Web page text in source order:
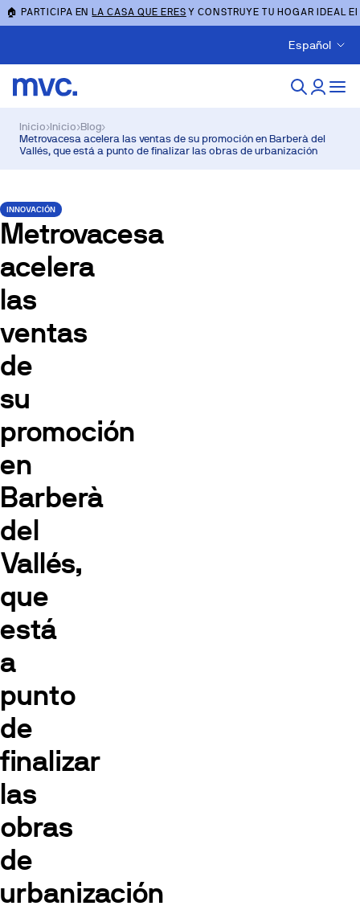
🏠 PARTICIPA ENLA CASA QUE ERES Y CONSTRUYE TU HOGAR IDEAL
Español
Inicio›Inicio›Blog›
Metrovacesa acelera las ventas de su promoción en Barberà del
Vallés, que está a punto de finalizar las obras de urbanización
INNOVACIÓN
Metrovacesa
acelera
las
ventas
de
su
promoción
en
Barberà
del
Vallés,
que
está
a
punto
de
finalizar
las
obras
de
urbanización